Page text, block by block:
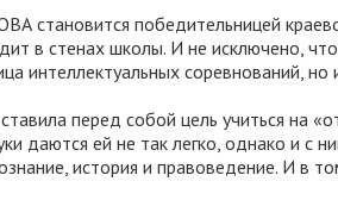
победительницей
в стенах школы. И не исключено,
интеллектуальных соревнований, но
перед собой цель учиться на
даются ей не так легко, однако и с
история и правоведение. И в